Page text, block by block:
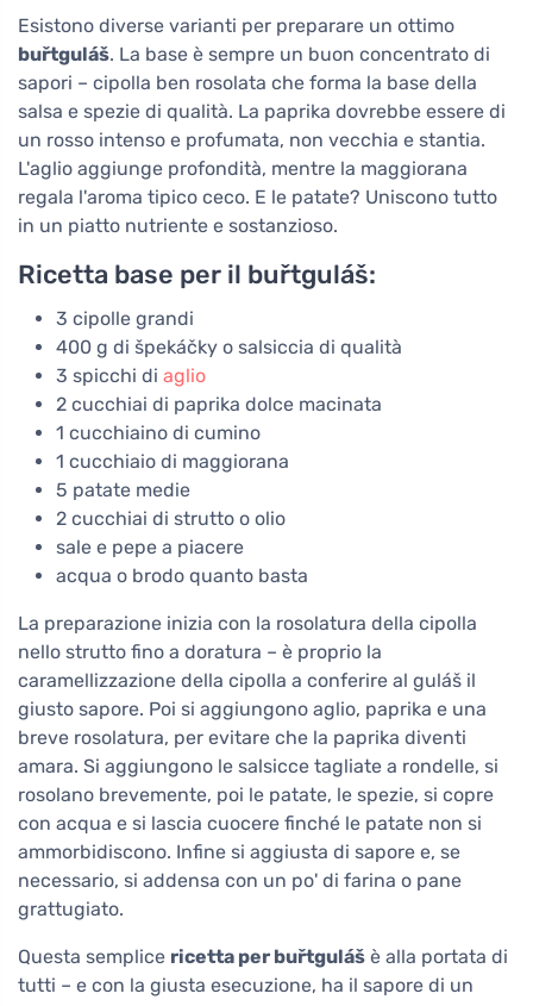
Esistono diverse varianti per preparare un ottimo
buřtguláš. La base è sempre un buon concentrato di
sapori – cipolla ben rosolata che forma la base della
salsa e spezie di qualità. La paprika dovrebbe essere di
un rosso intenso e profumata, non vecchia e stantia.
L'aglio aggiunge profondità, mentre la maggiorana
regala l'aroma tipico ceco. E le patate? Uniscono tutto
in un piatto nutriente e sostanzioso.
Ricetta base per il buřtguláš:
3 cipolle grandi
400 g di špekáčky o salsiccia di qualità
3 spicchi di aglio
2 cucchiai di paprika dolce macinata
1 cucchiaino di cumino
1 cucchiaio di maggiorana
5 patate medie
2 cucchiai di strutto o olio
sale e pepe a piacere
acqua o brodo quanto basta
La preparazione inizia con la rosolatura della cipolla
nello strutto fino a doratura – è proprio la
caramellizzazione della cipolla a conferire al guláš il
giusto sapore. Poi si aggiungono aglio, paprika e una
breve rosolatura, per evitare che la paprika diventi
amara. Si aggiungono le salsicce tagliate a rondelle, si
rosolano brevemente, poi le patate, le spezie, si copre
con acqua e si lascia cuocere finché le patate non si
ammorbidiscono. Infine si aggiusta di sapore e, se
necessario, si addensa con un po' di farina o pane
grattugiato.
Questa semplice ricetta per buřtguláš è alla portata di
tutti – e con la giusta esecuzione, ha il sapore di un